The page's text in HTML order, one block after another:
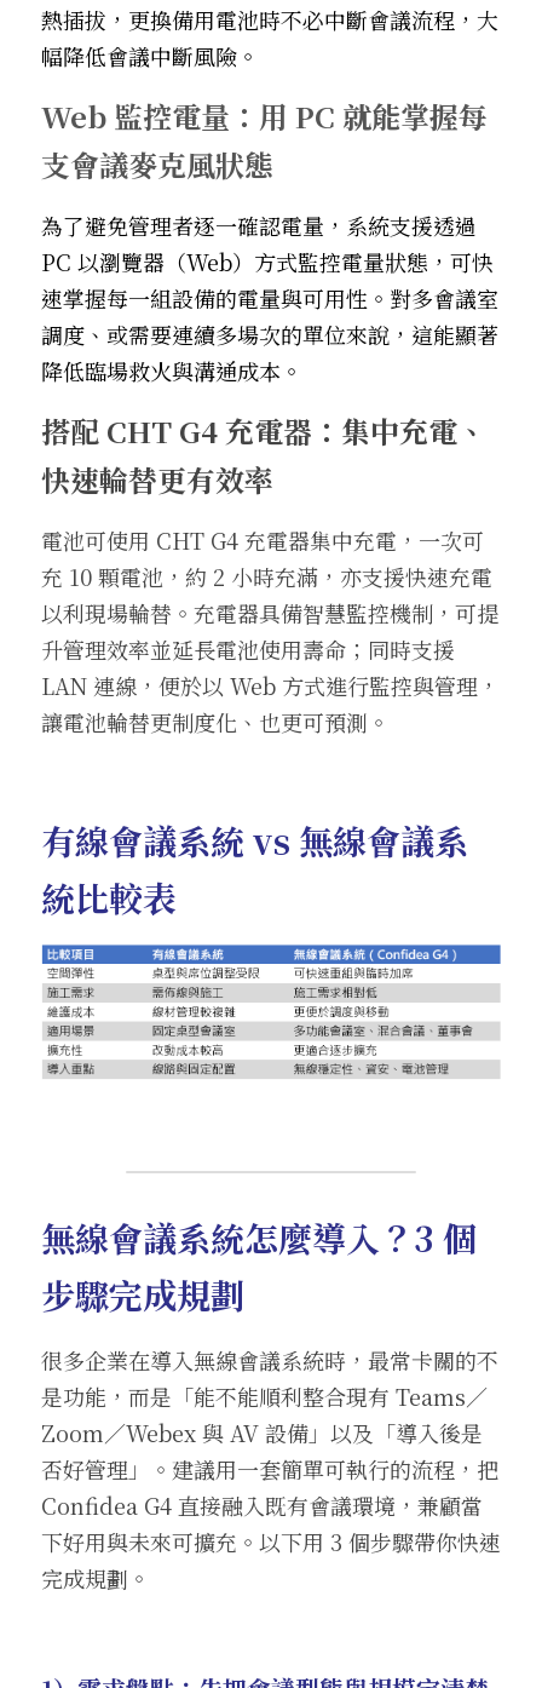
熱插拔，更換備用電池時不必中斷會議流程，大
幅降低會議中斷風險。
Web 監控電量：用 PC 就能掌握每
支會議麥克風狀態
為了避免管理者逐一確認電量，系統支援透過
PC 以瀏覽器（Web）方式監控電量狀態，可快
速掌握每一組設備的電量與可用性。對多會議室
調度、或需要連續多場次的單位來說，這能顯著
降低臨場救火與溝通成本。
搭配 CHT G4 充電器：集中充電、
快速輪替更有效率
電池可使用 CHT G4 充電器集中充電，一次可
充 10 顆電池，約 2 小時充滿，亦支援快速充電
以利現場輪替。充電器具備智慧監控機制，可提
升管理效率並延長電池使用壽命；同時支援
LAN 連線，便於以 Web 方式進行監控與管理，
讓電池輪替更制度化、也更可預測。
有線會議系統 vs 無線會議系
統比較表
無線會議系統怎麼導入？3 個
步驟完成規劃
很多企業在導入無線會議系統時，最常卡關的不
是功能，而是「能不能順利整合現有 Teams／
Zoom／Webex 與 AV 設備」以及「導入後是
否好管理」。建議用一套簡單可執行的流程，把
Confidea G4 直接融入既有會議環境，兼顧當
下好用與未來可擴充。以下用 3 個步驟帶你快速
完成規劃。